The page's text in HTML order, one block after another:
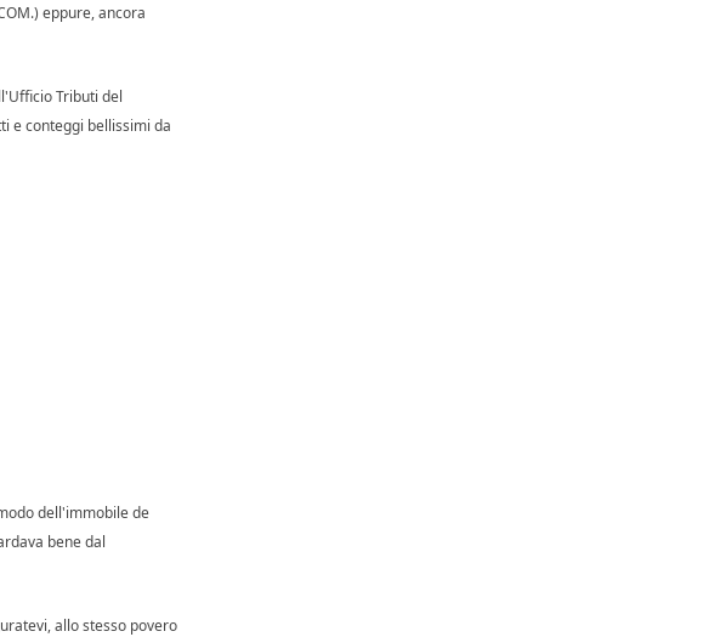
eppure, ancora
Tributi del
e conteggi bellissimi da
dell'immobile de
bene dal
allo stesso povero